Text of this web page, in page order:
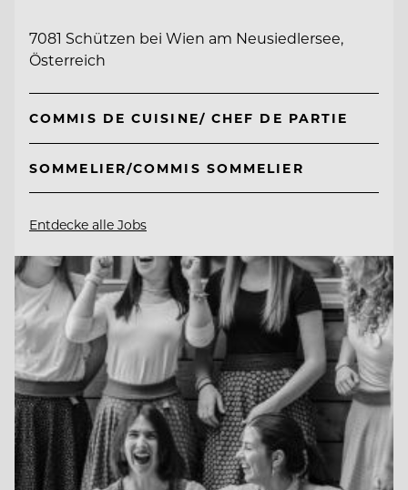
7081 Schützen bei Wien am Neusiedlersee,
Österreich
COMMIS DE CUISINE/ CHEF DE PARTIE
SOMMELIER/COMMIS SOMMELIER
Entdecke alle Jobs